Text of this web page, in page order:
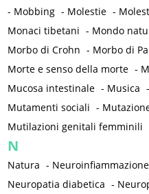
- Mobbing - Molestie -
Monaci tibetani - Mondo
Morbo di Crohn - Morbo di
Morte e senso della morte -
Mucosa intestinale - Musica -
Mutamenti sociali -
Mutilazioni genitali femminili
N
Natura - Neuroinfiammazione
Neuropatia diabetica -